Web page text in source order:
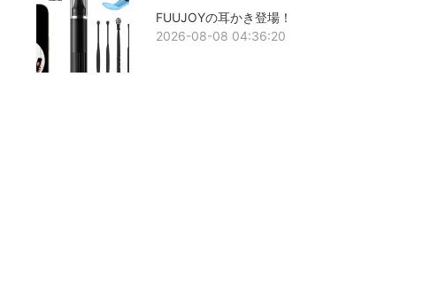
FUUJOYの耳かき登場！
2026-08-08 04:36:20